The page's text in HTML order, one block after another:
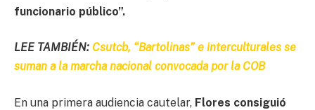
funcionario público”.
LEE TAMBIÉN: Csutcb, “Bartolinas” e interculturales se
suman a la marcha nacional convocada por la COB
En una primera audiencia cautelar, Flores consiguió